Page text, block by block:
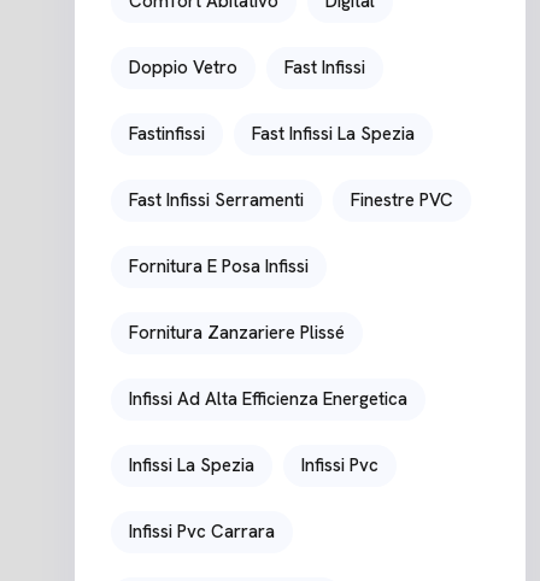
Doppio Vetro Fast Infissi
Fastinfissi Fast Infissi La Spezia
Fast Infissi Serramenti Finestre PVC
Fornitura E Posa Infissi
Fornitura Zanzariere Plissé
Infissi Ad Alta Efficienza Energetica
Infissi La Spezia Infissi Pvc
Infissi Pvc Carrara